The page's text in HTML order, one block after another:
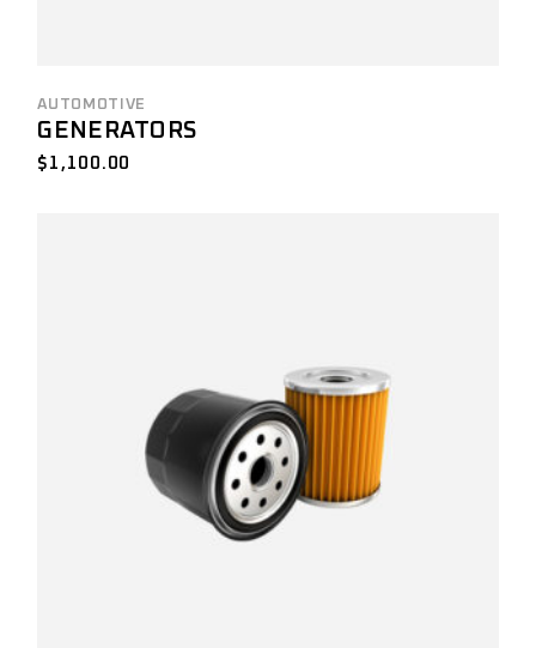
AUTOMOTIVE
GENERATORS
$ 1,100.00